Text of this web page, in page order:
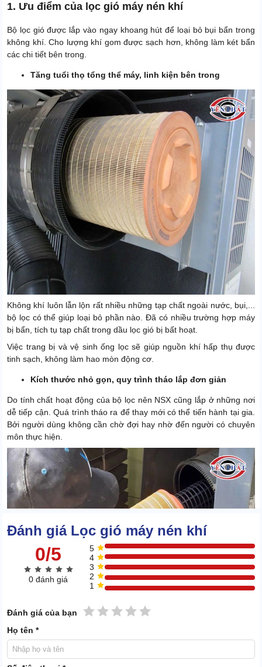
1. Ưu điểm của lọc gió máy nén khí
Bộ lọc gió được lắp vào ngay khoang hút để loại bỏ bụi bẩn trong
không khí. Cho lượng khí gom được sạch hơn, không làm két bẩn
các chi tiết bên trong.
Tăng tuổi thọ tổng thể máy, linh kiện bên trong
Không khí luôn lẫn lộn rất nhiều những tạp chất ngoài nước, bụi,...
bộ lọc có thể giúp loại bỏ phần nào. Đã có nhiều trường hợp máy
bị bẩn, tích tụ tạp chất trong dầu lọc gió bị bất hoạt.
Việc trang bị và vệ sinh ống lọc sẽ giúp nguồn khí hấp thụ được
tinh sạch, không làm hao mòn động cơ.
Kích thước nhỏ gọn, quy trình tháo lắp đơn giản
Do tính chất hoạt động của bộ lọc nên NSX cũng lắp ở những nơi
dễ tiếp cận. Quá trình tháo ra để thay mới có thể tiến hành tại gia.
Bởi người dùng không cần chờ đợi hay nhờ đến người có chuyên
môn thực hiện.
Đánh giá Lọc gió máy nén khí
0/5
0 đánh giá
5
4
3
2
1
Đánh giá của bạn 5 sao
4 sao
3 sao
2 sao
1 sao
Họ tên *